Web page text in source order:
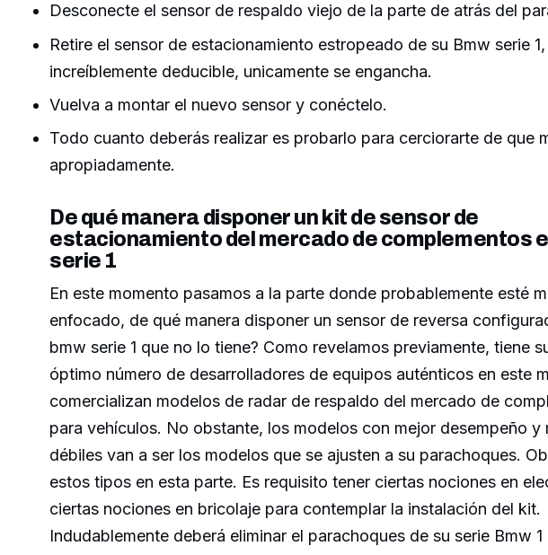
Desconecte el sensor de respaldo viejo de la parte de atrás del
Retire el sensor de estacionamiento estropeado de su Bmw serie
increíblemente deducible, unicamente se engancha.
Vuelva a montar el nuevo sensor y conéctelo.
Todo cuanto deberás realizar es probarlo para cerciorarte de que
apropiadamente.
De qué manera disponer un kit de sensor de
estacionamiento del mercado de complementos
serie 1
En este momento pasamos a la parte donde probablemente esté
enfocado, de qué manera disponer un sensor de reversa
bmw serie 1 que no lo tiene? Como revelamos previamente, tiene
óptimo número de desarrolladores de equipos auténticos en este
comercializan modelos de radar de respaldo del mercado de
para vehículos. No obstante, los modelos con mejor desempeño y
débiles van a ser los modelos que se ajusten a su parachoques.
estos tipos en esta parte. Es requisito tener ciertas nociones en
ciertas nociones en bricolaje para contemplar la instalación del kit.
Indudablemente deberá eliminar el parachoques de su serie Bmw 1